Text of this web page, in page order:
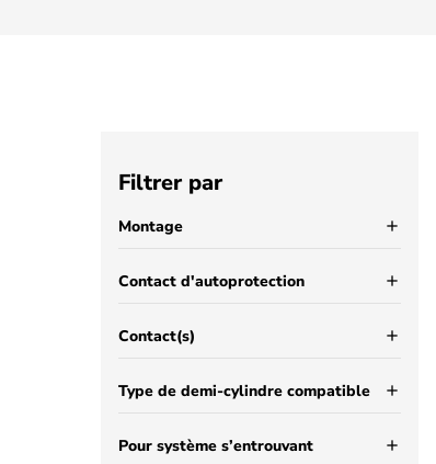
Filtrer par
Montage add
Contact d'autoprotection add
Contact(s) add
Type de demi-cylindre compatible add
Pour système s’entrouvant add